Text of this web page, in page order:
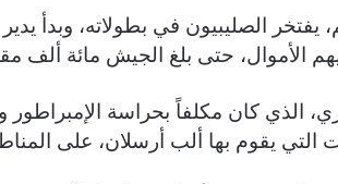
الصليبيون في بطولاته، وبدأ
الأموال، حتى بلغ الجيش مائة ألف
كان مكلفاً بحراسة الإمبراطور
يقوم بها ألب أرسلان، على